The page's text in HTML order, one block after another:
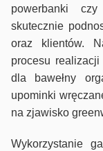
powerbanki
skutecznie
oraz klientów.
procesu
dla bawełny
upominki
na zjawisko
Wykorzystanie